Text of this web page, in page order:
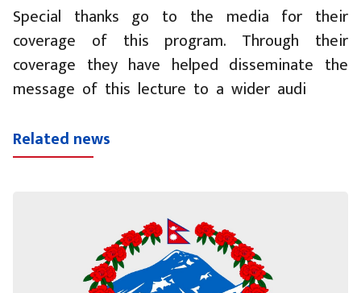
Special thanks go to the media for their
coverage of this program. Through their
coverage they have helped disseminate the
message of this lecture to a wider audi
Related news